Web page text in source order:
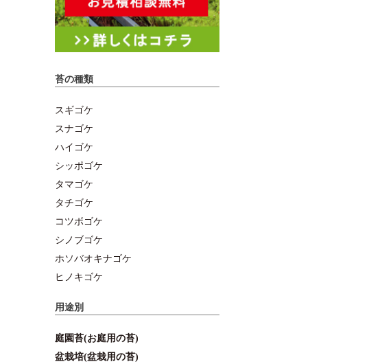
苔の種類
スギゴケ
スナゴケ
ハイゴケ
シッポゴケ
タマゴケ
タチゴケ
コツボゴケ
シノブゴケ
ホソバオキナゴケ
ヒノキゴケ
用途別
庭園苔(お庭用の苔)
盆栽培(盆栽用の苔)